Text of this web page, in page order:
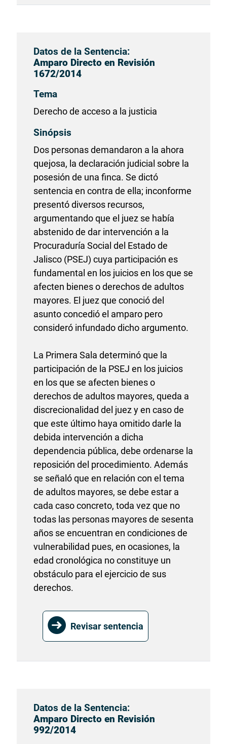
Datos de la Sentencia:
Amparo Directo en Revisión
1672/2014
Tema
Derecho de acceso a la justicia
Sinópsis
Dos personas demandaron a la ahora
quejosa, la declaración judicial sobre la
posesión de una finca. Se dictó
sentencia en contra de ella; inconforme
presentó diversos recursos,
argumentando que el juez se había
abstenido de dar intervención a la
Procuraduría Social del Estado de
Jalisco (PSEJ) cuya participación es
fundamental en los juicios en los que se
afecten bienes o derechos de adultos
mayores. El juez que conoció del
asunto concedió el amparo pero
consideró infundado dicho argumento.
La Primera Sala determinó que la
participación de la PSEJ en los juicios
en los que se afecten bienes o
derechos de adultos mayores, queda a
discrecionalidad del juez y en caso de
que este último haya omitido darle la
debida intervención a dicha
dependencia pública, debe ordenarse la
reposición del procedimiento. Además
se señaló que en relación con el tema
de adultos mayores, se debe estar a
cada caso concreto, toda vez que no
todas las personas mayores de sesenta
años se encuentran en condiciones de
vulnerabilidad pues, en ocasiones, la
edad cronológica no constituye un
obstáculo para el ejercicio de sus
derechos.
Revisar sentencia
Datos de la Sentencia:
Amparo Directo en Revisión
992/2014